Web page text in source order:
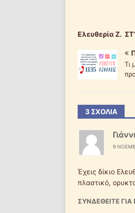
Ελευθερία Ζ.
Τι
3 ΣΧΌΛΙΑ
9
Έχεις δίκιο
πλαστικό,
ΣΥΝΔΕΘΕΊΤΕ